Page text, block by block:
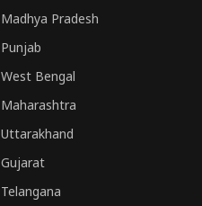
Madhya Pradesh
Punjab
West Bengal
Maharashtra
Uttarakhand
Gujarat
Telangana